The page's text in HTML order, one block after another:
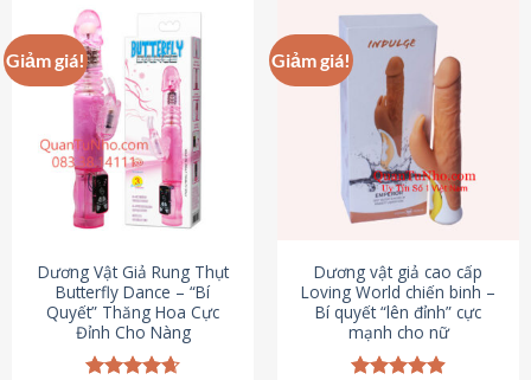
Giảm giá!
Dương Vật Giả Rung Thụt
Butterfly Dance – “Bí
Quyết” Thăng Hoa Cực
Đỉnh Cho Nàng
Giảm giá!
Dương vật giả cao cấp
Loving World chiến binh –
Bí quyết “lên đỉnh” cực
mạnh cho nữ